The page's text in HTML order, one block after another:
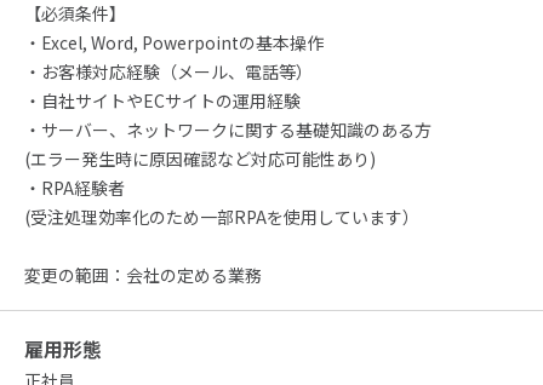
【必須条件】
・Excel, Word, Powerpointの基本操作
・お客様対応経験（メール、電話等）
・自社サイトやECサイトの運用経験
・サーバー、ネットワークに関する基礎知識のある方
(エラー発生時に原因確認など対応可能性あり)
・RPA経験者
(受注処理効率化のため一部RPAを使用しています）
変更の範囲：会社の定める業務
雇用形態
正社員